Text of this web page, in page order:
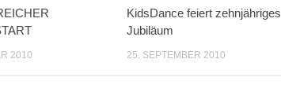
2010
KidsDance feiert zehnjähriges
Jubiläum
25. SEPTEMBER 2010